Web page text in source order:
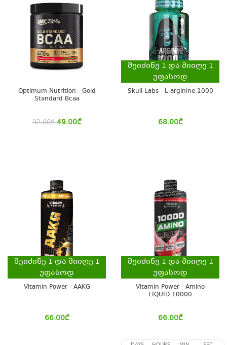
Optimum Nutrition - Gold
Standard Bcaa
92.00₾ 49.00₾
შეიძინე 1 და მიიღე 1
უფასოდ
Skull Labs - L-arginine 1000
68.00₾
შეიძინე 1 და მიიღე 1
უფასოდ
Vitamin Power - AAKG
66.00₾
შეიძინე 1 და მიიღე 1
უფასოდ
Vitamin Power - Amino
LIQUID 10000
66.00₾